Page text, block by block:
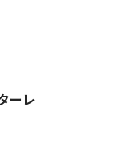
ーレ